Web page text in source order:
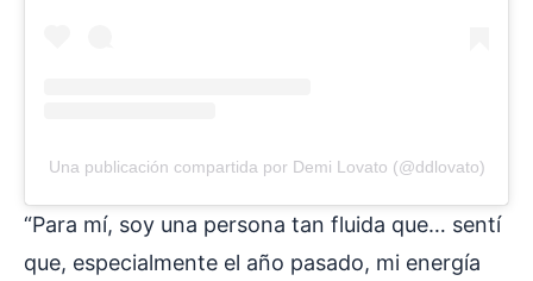
Una publicación compartida por Demi Lovato (@ddlovato)
“Para mí, soy una persona tan fluida que… sentí
que, especialmente el año pasado, mi energía